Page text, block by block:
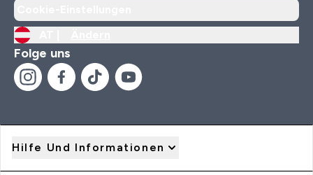
Folge uns
Hilfe Und Informationen